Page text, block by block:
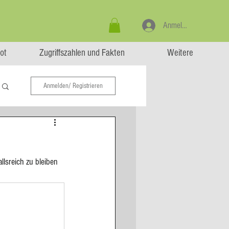
Zugriffszahlen und Fakten Weitere
Anmelden
Anmelden/ Registrieren
zu bleiben